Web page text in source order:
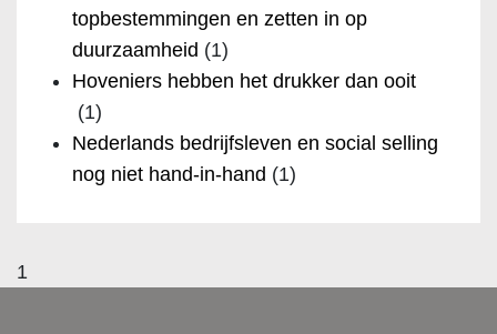
topbestemmingen en zetten in op
duurzaamheid (1)
Hoveniers hebben het drukker dan ooit
(1)
Nederlands bedrijfsleven en social selling
nog niet hand-in-hand (1)
1